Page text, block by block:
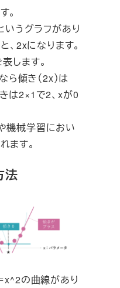
。
いうグラフがあり
、2xになります。
します。
傾き（2x）は
は2×1で2、xが0
機械学習におい
ます。
法
x^2の曲線があり